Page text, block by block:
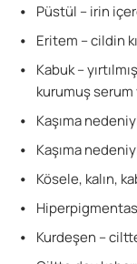
Püstül – irin
Eritem – cildin
Kabuk –
kurumuş serum
Kaşıma
Kaşıma
Kösele, kalın,
Kurdeşen –